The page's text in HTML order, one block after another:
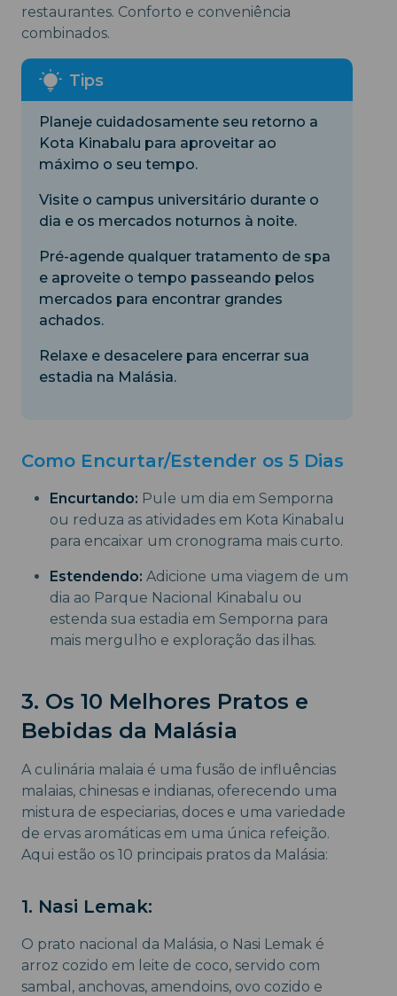
restaurantes. Conforto e conveniência
combinados.
Planeje cuidadosamente seu retorno a
Kota Kinabalu para aproveitar ao
máximo o seu tempo.
Visite o campus universitário durante o
dia e os mercados noturnos à noite.
Pré-agende qualquer tratamento de spa
e aproveite o tempo passeando pelos
mercados para encontrar grandes
achados.
Relaxe e desacelere para encerrar sua
estadia na Malásia.
Como Encurtar/Estender os 5 Dias
Encurtando: Pule um dia em Semporna
ou reduza as atividades em Kota Kinabalu
para encaixar um cronograma mais curto.
Estendendo: Adicione uma viagem de um
dia ao Parque Nacional Kinabalu ou
estenda sua estadia em Semporna para
mais mergulho e exploração das ilhas.
3. Os 10 Melhores Pratos e
Bebidas da Malásia
A culinária malaia é uma fusão de influências
malaias, chinesas e indianas, oferecendo uma
mistura de especiarias, doces e uma variedade
de ervas aromáticas em uma única refeição.
Aqui estão os 10 principais pratos da Malásia:
1. Nasi Lemak:
O prato nacional da Malásia, o Nasi Lemak é
arroz cozido em leite de coco, servido com
sambal, anchovas, amendoins, ovo cozido e